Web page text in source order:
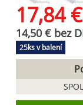
17,84
14,50 € bez
25ks v balení